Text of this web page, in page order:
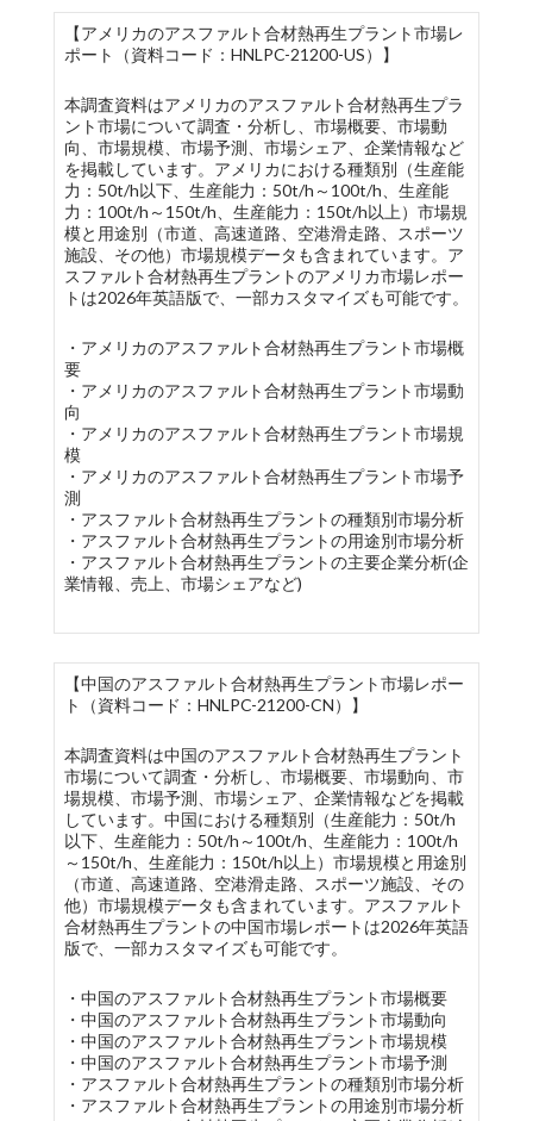
【アメリカのアスファルト合材熱再生プラント市場レ
ポート（資料コード：HNLPC-21200-US）】
本調査資料はアメリカのアスファルト合材熱再生プラ
ント市場について調査・分析し、市場概要、市場動
向、市場規模、市場予測、市場シェア、企業情報など
を掲載しています。アメリカにおける種類別（生産能
力：50t/h以下、生産能力：50t/h～100t/h、生産能
力：100t/h～150t/h、生産能力：150t/h以上）市場規
模と用途別（市道、高速道路、空港滑走路、スポーツ
施設、その他）市場規模データも含まれています。ア
スファルト合材熱再生プラントのアメリカ市場レポー
トは2026年英語版で、一部カスタマイズも可能です。
・アメリカのアスファルト合材熱再生プラント市場概
要
・アメリカのアスファルト合材熱再生プラント市場動
向
・アメリカのアスファルト合材熱再生プラント市場規
模
・アメリカのアスファルト合材熱再生プラント市場予
測
・アスファルト合材熱再生プラントの種類別市場分析
・アスファルト合材熱再生プラントの用途別市場分析
・アスファルト合材熱再生プラントの主要企業分析(企
業情報、売上、市場シェアなど)
【中国のアスファルト合材熱再生プラント市場レポー
ト（資料コード：HNLPC-21200-CN）】
本調査資料は中国のアスファルト合材熱再生プラント
市場について調査・分析し、市場概要、市場動向、市
場規模、市場予測、市場シェア、企業情報などを掲載
しています。中国における種類別（生産能力：50t/h
以下、生産能力：50t/h～100t/h、生産能力：100t/h
～150t/h、生産能力：150t/h以上）市場規模と用途別
（市道、高速道路、空港滑走路、スポーツ施設、その
他）市場規模データも含まれています。アスファルト
合材熱再生プラントの中国市場レポートは2026年英語
版で、一部カスタマイズも可能です。
・中国のアスファルト合材熱再生プラント市場概要
・中国のアスファルト合材熱再生プラント市場動向
・中国のアスファルト合材熱再生プラント市場規模
・中国のアスファルト合材熱再生プラント市場予測
・アスファルト合材熱再生プラントの種類別市場分析
・アスファルト合材熱再生プラントの用途別市場分析